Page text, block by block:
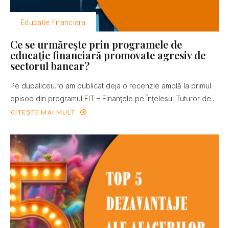
Educatie financiara
Ce se urmăreşte prin programele de
educaţie financiară promovate agresiv de
sectorul bancar?
Pe dupaliceu.ro am publicat deja o recenzie amplă la primul
episod din programul FIT – Finanţele pe Înţelesul Tuturor de...
CITEȘTE MAI MULT